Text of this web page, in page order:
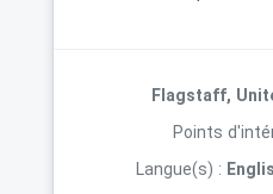
Flagstaff,
Points
Langue(s) :